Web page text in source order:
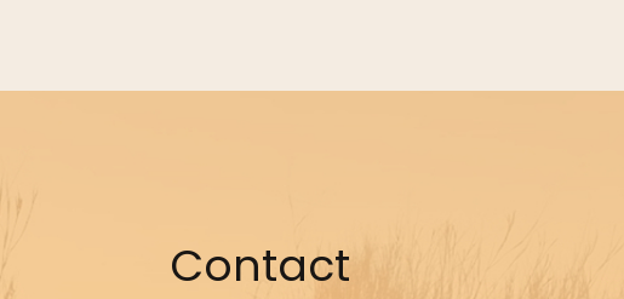
Contact